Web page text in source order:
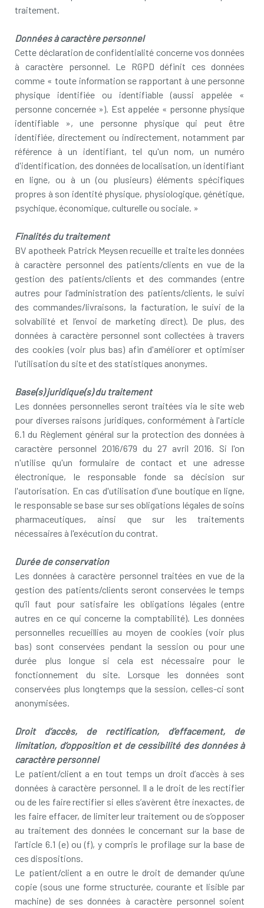
traitement.
Données à caractère personnel
Cette déclaration de confidentialité concerne vos données
à caractère personnel. Le RGPD définit ces données
comme « toute information se rapportant à une personne
physique identifiée ou identifiable (aussi appelée «
personne concernée »). Est appelée « personne physique
identifiable », une personne physique qui peut être
identifiée, directement ou indirectement, notamment par
référence à un identifiant, tel qu'un nom, un numéro
d'identification, des données de localisation, un identifiant
en ligne, ou à un (ou plusieurs) éléments spécifiques
propres à son identité physique, physiologique, génétique,
psychique, économique, culturelle ou sociale. »
Finalités du traitement
BV apotheek Patrick Meysen recueille et traite les données
à caractère personnel des patients/clients en vue de la
gestion des patients/clients et des commandes (entre
autres pour l’administration des patients/clients, le suivi
des commandes/livraisons, la facturation, le suivi de la
solvabilité et l’envoi de marketing direct). De plus, des
données à caractère personnel sont collectées à travers
des cookies (voir plus bas) afin d'améliorer et optimiser
l'utilisation du site et des statistiques anonymes.
Base(s) juridique(s) du traitement
Les données personnelles seront traitées via le site web
pour diverses raisons juridiques, conformément à l'article
6.1 du Règlement général sur la protection des données à
caractère personnel 2016/679 du 27 avril 2016. Si l'on
n'utilise qu'un formulaire de contact et une adresse
électronique, le responsable fonde sa décision sur
l'autorisation. En cas d'utilisation d'une boutique en ligne,
le responsable se base sur ses obligations légales de soins
pharmaceutiques, ainsi que sur les traitements
nécessaires à l'exécution du contrat.
Durée de conservation
Les données à caractère personnel traitées en vue de la
gestion des patients/clients seront conservées le temps
qu’il faut pour satisfaire les obligations légales (entre
autres en ce qui concerne la comptabilité). Les données
personnelles recueillies au moyen de cookies (voir plus
bas) sont conservées pendant la session ou pour une
durée plus longue si cela est nécessaire pour le
fonctionnement du site. Lorsque les données sont
conservées plus longtemps que la session, celles-ci sont
anonymisées.
Droit d’accès, de rectification, d’effacement, de
limitation, d’opposition et de cessibilité des données à
caractère personnel
Le patient/client a en tout temps un droit d’accès à ses
données à caractère personnel. Il a le droit de les rectifier
ou de les faire rectifier si elles s’avèrent être inexactes, de
les faire effacer, de limiter leur traitement ou de s’opposer
au traitement des données le concernant sur la base de
l’article 6.1 (e) ou (f), y compris le profilage sur la base de
ces dispositions.
Le patient/client a en outre le droit de demander qu’une
copie (sous une forme structurée, courante et lisible par
machine) de ses données à caractère personnel soient